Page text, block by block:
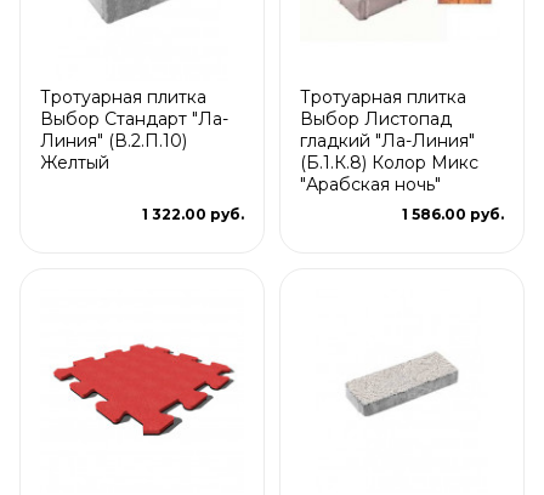
Тротуарная плитка
Выбор Стандарт "Ла-
Линия" (В.2.П.10)
Желтый
1 322.00 руб.
Тротуарная плитка
Выбор Листопад
гладкий "Ла-Линия"
(Б.1.К.8) Колор Микс
"Арабская ночь"
1 586.00 руб.